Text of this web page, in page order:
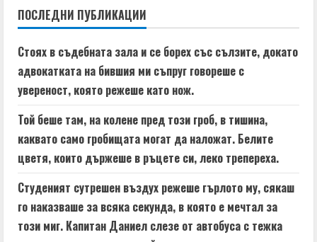
u
e
R
e
a
d
i
n
ПОСЛЕДНИ ПУБЛИКАЦИИ
Стоях в съдебната зала и се борех със сълзите, докато
адвокатката на бившия ми съпруг говореше с
увереност, която режеше като нож.
Той беше там, на колене пред този гроб, в тишина,
каквато само гробищата могат да наложат. Белите
цветя, които държеше в ръцете си, леко трепереха.
Студеният сутрешен въздух режеше гърлото му, сякаш
го наказваше за всяка секунда, в която е мечтал за
този миг. Капитан Даниел слезе от автобуса с тежка